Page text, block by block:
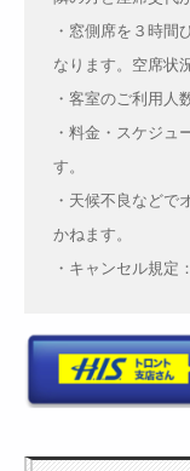
・窓側席を３時間
なります。空席状
・客室のご利用人
・料金・スケジュ
す。
・天候不良などで
かねます。
・キャンセル規定